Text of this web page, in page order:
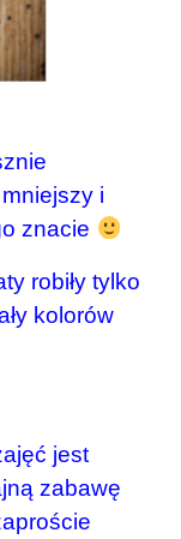
i
znacie
robiły tylko
kolorów
jest
zabawę